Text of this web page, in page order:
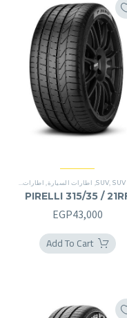
SUV ,SUV
, اطارات السيارة اطارات بريمير
PIRELLI 315/35 /
EGP43,000
Add To Cart